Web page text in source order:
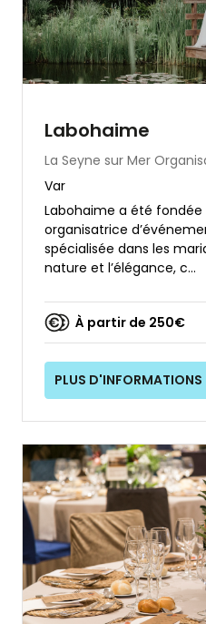
Labohaime
La Seyne sur Mer
Var
Labohaime a été fondée
organisatrice
spécialisée dans les
nature et l’élégance, c...
À partir de 250€
PLUS D'INFORMATIONS